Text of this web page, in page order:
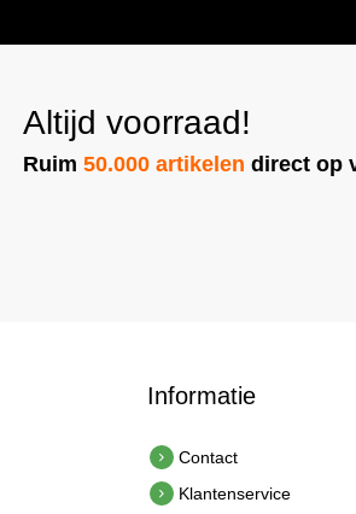
Altijd voorraad!
Ruim50.000 artikelen direct op
Informatie
Contact
Klantenservice